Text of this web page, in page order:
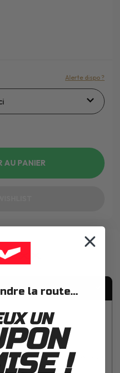
Alerte dispo ?
AU PANIER
sur les casques intégraux
la route...
UN
!